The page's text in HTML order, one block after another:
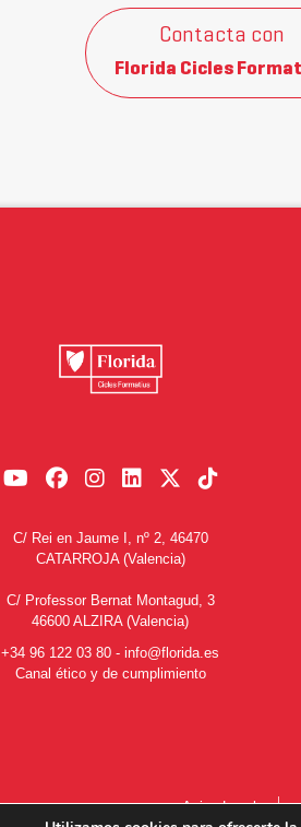
Contacta con
Florida Cicles
C/ Rei en Jaume I, nº 2, 46470
CATARROJA (Valencia)
C/ Professor Bernat Montagud, 3
46600 ALZIRA (Valencia)
+34 96 122 03 80 - info@florida.es
Canal ético y de cumplimiento
Aviso Legal